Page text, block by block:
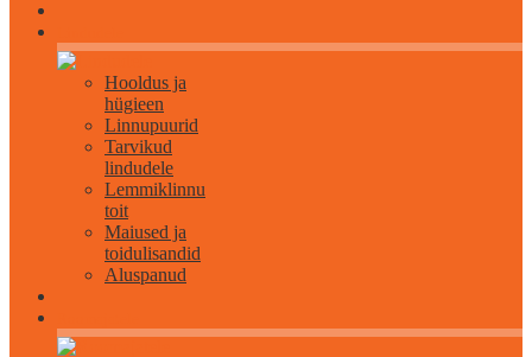
Hooldus ja
hügieen
Linnupuurid
Tarvikud
lindudele
Lemmiklinnu
toit
Maiused ja
toidulisandid
Aluspanud